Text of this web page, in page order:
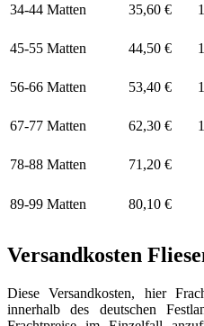
34-44 Matten 35,60 €
45-55 Matten 44,50 €
56-66 Matten 53,40 €
67-77 Matten 62,30 €
78-88 Matten 71,20 €
89-99 Matten 80,10 €
Versandkosten
Diese Versandkosten, hier
innerhalb des deutschen